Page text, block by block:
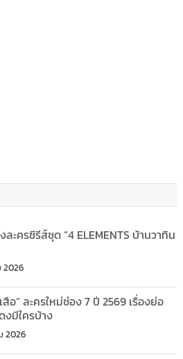
ละครซีรีส์ชุด “4 ELEMENTS บ้านวาทิน
2026
อ” ละครใหม่ช่อง 7 ปี 2569 เรื่องย่อ
งมีใครบ้าง
2026